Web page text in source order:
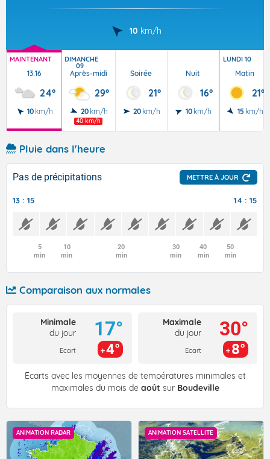
10 km/h
MAINTENANT
13:16
24°
10 km/h
DIMANCHE
09
Après-midi
29°
20 km/h
40 km/h
Soirée
21°
20 km/h
Nuit
16°
10 km/h
LUNDI 10
Matin
21°
15 km/h
Pluie dans l'heure
Pas de précipitations METTRE À JOUR
13 : 15 14 : 15
5
min
10
min
20
min
30
min
40
min
50
min
Comparaison aux normales
Minimale
du jour
Ecart
17°
4°
Maximale
du jour
Ecart
30°
8°
Écarts avec les moyennes de températures minimales et
maximales du mois de août sur Boudeville
ANIMATION RADAR ANIMATION SATELLITE